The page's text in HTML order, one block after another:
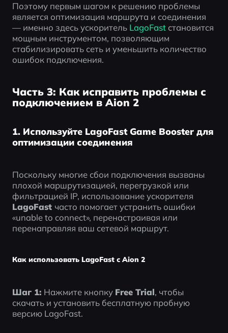
Поэтому первым шагом к решению проблемы
является оптимизация маршрута и соединения
— именно здесь ускоритель LagoFast становится
мощным инструментом, позволяющим
стабилизировать сеть и уменьшить количество
ошибок подключения.
Часть 3: Как исправить проблемы с
подключением в Aion 2
1. Используйте LagoFast Game Booster для
оптимизации соединения
Поскольку многие сбои подключения вызваны
плохой маршрутизацией, перегрузкой или
LagoFast часто помогает устранить ошибки
«unable to connect», перенастраивая или
перенаправляя ваш сетевой маршрут.
Как использовать LagoFast с Aion 2
Шаг 1: Нажмите кнопку Free Trial, чтобы
скачать и установить бесплатную пробную
версию LagoFast.